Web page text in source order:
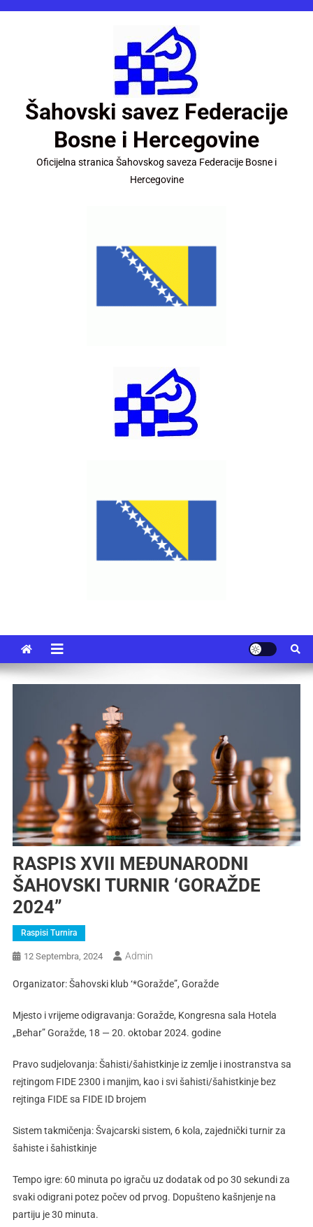
Šahovski savez Federacije
Bosne i Hercegovine
Oficijelna stranica Šahovskog saveza Federacije Bosne i
Hercegovine
RASPIS XVII MEĐUNARODNI
ŠAHOVSKI TURNIR ‘GORAŽDE
2024”
Raspisi Turnira
12 Septembra, 2024 Admin
Organizator: Šahovski klub ‘*Goražde”, Goražde
Mjesto i vrijeme odigravanja: Goražde, Kongresna sala Hotela
„Behar” Goražde, 18 — 20. oktobar 2024. godine
Pravo sudjelovanja: Šahisti/šahistkinje iz zemlje i inostranstva sa
rejtingom FIDE 2300 i manjim, kao i svi šahisti/šahistkinje bez
rejtinga FIDE sa FIDE ID brojem
Sistem takmičenja: Švajcarski sistem, 6 kola, zajednički turnir za
šahiste i šahistkinje
Tempo igre: 60 minuta po igraču uz dodatak od po 30 sekundi za
svaki odigrani potez počev od prvog. Dopušteno kašnjenje na
partiju je 30 minuta.